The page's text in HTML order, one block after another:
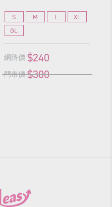
S M L
XL
GL
網路價 $240
門市價 $300